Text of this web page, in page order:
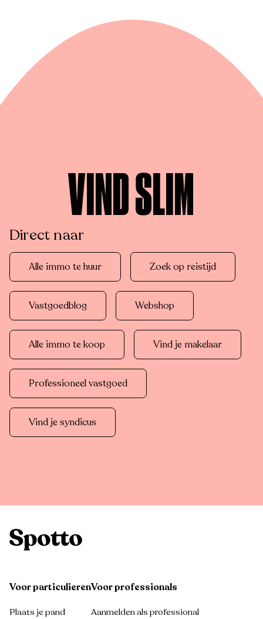
VIND SLIM
Direct naar
Alle immo te huur Zoek op reistijd
Vastgoedblog Webshop
Alle immo te koop Vind je makelaar
Professioneel vastgoed
Vind je syndicus
Voor particulieren
Plaats je pand
Voor professionals
Aanmelden als professional